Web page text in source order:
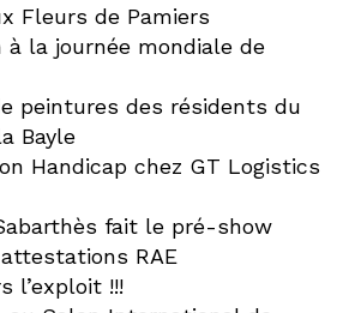
Fleurs de Pamiers
à la journée mondiale de
peintures des résidents du
Bayle
Handicap chez GT Logistics
fait le pré-show
RAE
l’exploit !!!